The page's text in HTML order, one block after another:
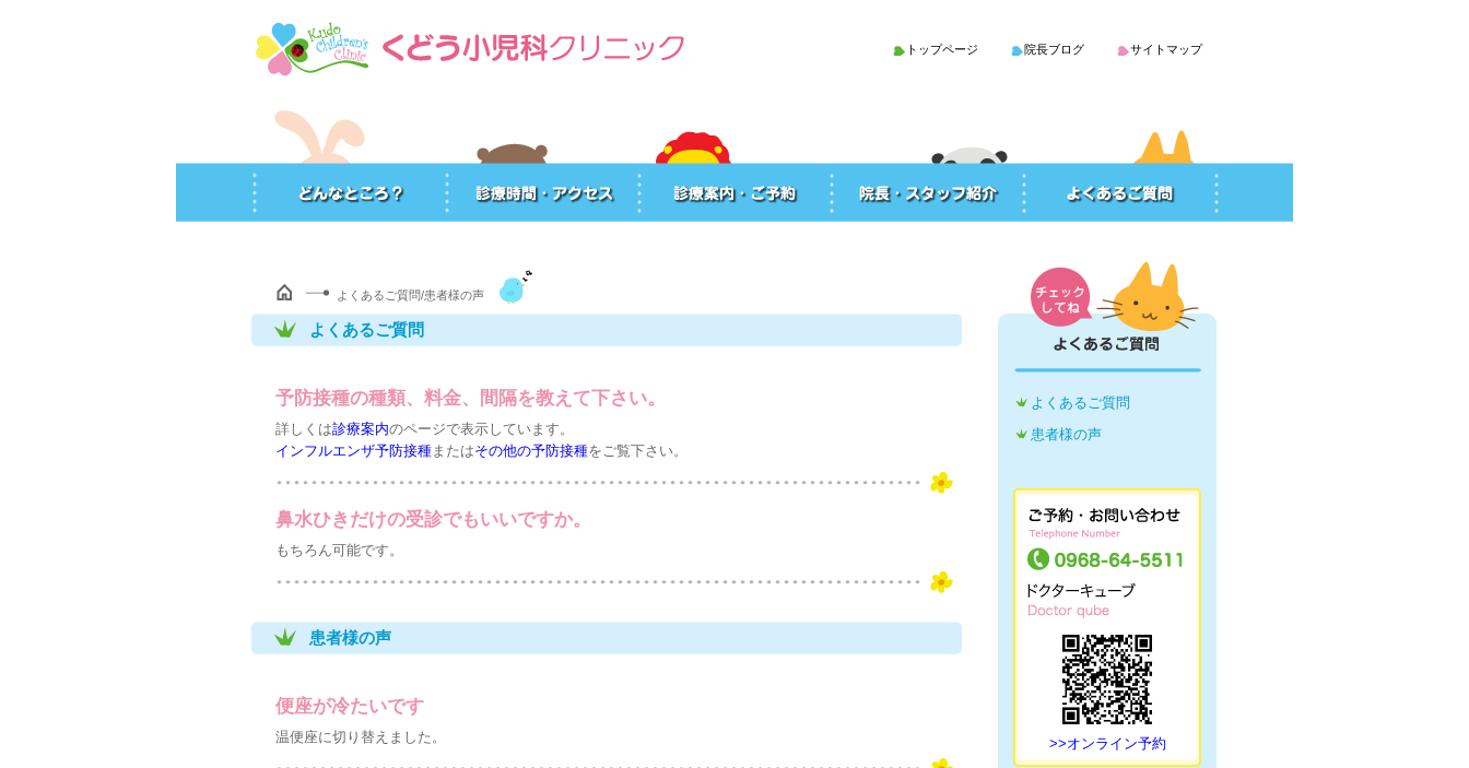
トップページ 院長ブログ サイトマップ
よくあるご質問/患者様の声
よくあるご質問
予防接種の種類、料金、間隔を教えて下さい。
詳しくは診療案内のページで表示しています。
インフルエンザ予防接種またはその他の予防接種をご覧下さい。
鼻水ひきだけの受診でもいいですか。
もちろん可能です。
患者様の声
便座が冷たいです
温便座に切り替えました。
よくあるご質問
患者様の声
>>オンライン予約